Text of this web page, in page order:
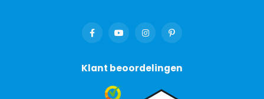
Klant beoordelingen